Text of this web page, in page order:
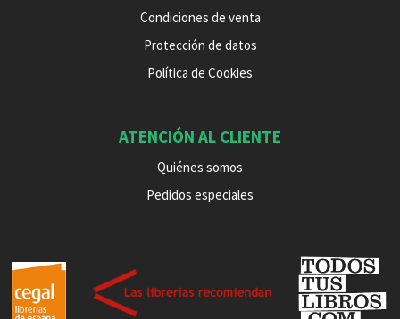
Condiciones de venta
Protección de datos
Política de Cookies
ATENCIÓN AL CLIENTE
Quiénes somos
Pedidos especiales